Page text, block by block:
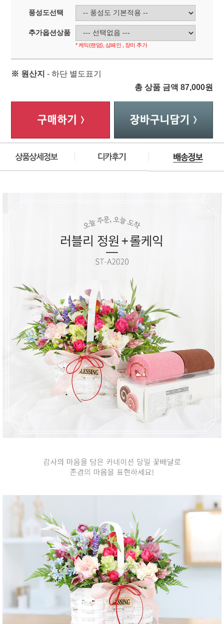
풍성도선택
추가옵션상품
* 케익(랜덤), 샴페인 , 장미 추가
※ 원산지 - 하단 별도표기
총 상품 금액 87,000원